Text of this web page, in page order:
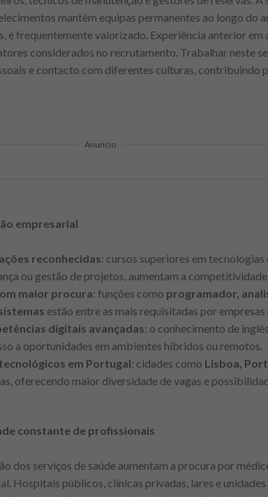
mantêm equipas permanentes ao longo do
é frequentemente valorizado. Experiência anterior
considerados no recrutamento. Trabalhar neste
e contacto com diferentes culturas, contribuindo
Anuncio
empresarial
reconhecidas: cursos superiores em
ou gestão de projetos, aumentam a
maior procura: funções como programador,
estão entre as mais requisitadas por
digitais avançadas: o conhecimento de
a oportunidades em ambientes híbridos ou remotos.
em Portugal: cidades como Lisboa,
oferecendo maior diversidade de vagas e
constante de profissionais
dos serviços de saúde aumentam a procura por
Hospitais públicos, clínicas privadas, lares e